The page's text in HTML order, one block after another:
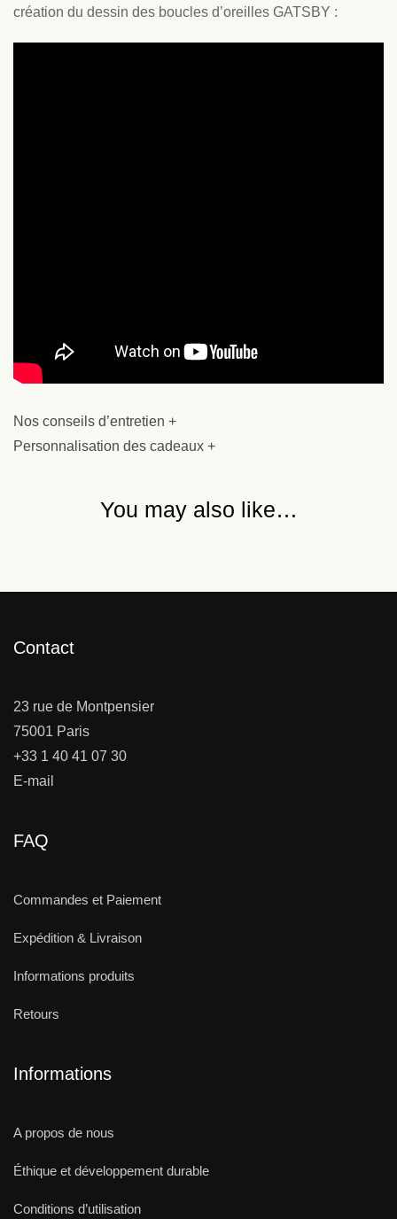
création du dessin des boucles d’oreilles GATSBY :
Nos conseils d’entretien +
Personnalisation des cadeaux +
You may also like…
Contact
23 rue de Montpensier
75001 Paris
+33 1 40 41 07 30
E-mail
FAQ
Commandes et Paiement
Expédition & Livraison
Informations produits
Retours
Informations
A propos de nous
Éthique et développement durable
Conditions d’utilisation